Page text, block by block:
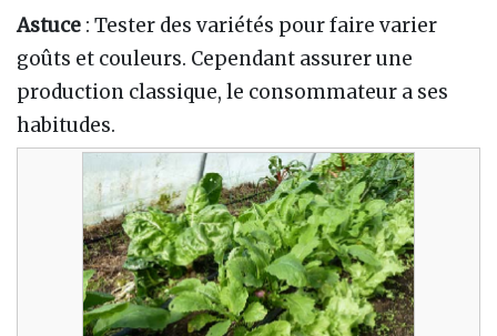
Astuce : Tester des variétés pour faire varier
goûts et couleurs. Cependant assurer une
production classique, le consommateur a ses
habitudes.